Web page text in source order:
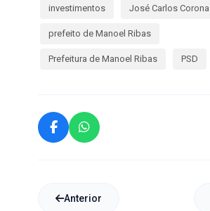
investimentos José Carlos Corona
prefeito de Manoel Ribas
Prefeitura de Manoel Ribas PSD
Anterior